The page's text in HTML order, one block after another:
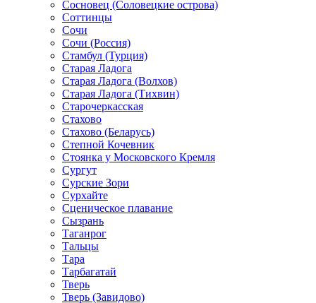
Сосновец (Соловецкие острова)
Соттинцы
Сочи
Сочи (Россия)
Стамбул (Турция)
Старая Ладога
Старая Ладога (Волхов)
Старая Ладога (Тихвин)
Старочеркасская
Стахово
Стахово (Беларусь)
Степной Кочевник
Стоянка у Московского Кремля
Сургут
Сурские Зори
Сурхайте
Сценическое плавание
Сызрань
Таганрог
Тальцы
Тара
Тарбагатай
Тверь
Тверь (Завидово)